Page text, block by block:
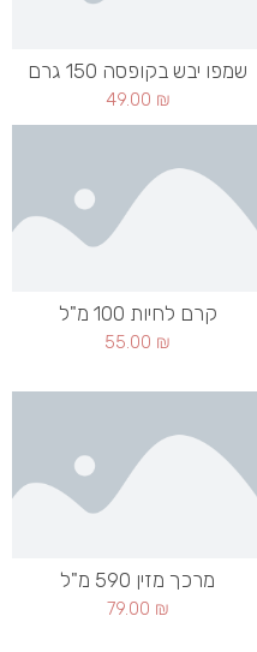
שמפו יבש בקופסה 150 גרם
49.00 ₪
קרם לחיות 100 מ"ל
55.00 ₪
מרכך מזין 590 מ"ל
79.00 ₪